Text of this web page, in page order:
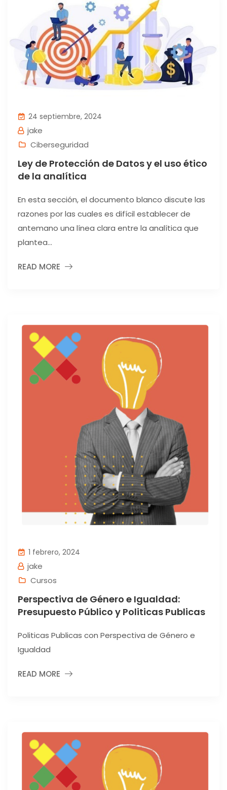
24 septiembre, 2024
jake
Ciberseguridad
Ley de Protección de Datos y el uso ético
de la analítica
En esta sección, el documento blanco discute las
razones por las cuales es difícil establecer de
antemano una línea clara entre la analítica que
plantea...
READ MORE
1 febrero, 2024
jake
Cursos
Perspectiva de Género e Igualdad:
Presupuesto Público y Politicas Publicas
Politicas Publicas con Perspectiva de Género e
Igualdad
READ MORE